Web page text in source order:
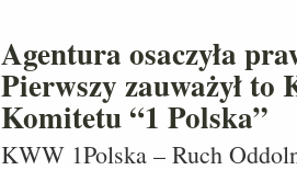
Agentura osaczyła
Pierwszy zauważył to
Komitetu “1 Polska”
KWW 1Polska – Ruch